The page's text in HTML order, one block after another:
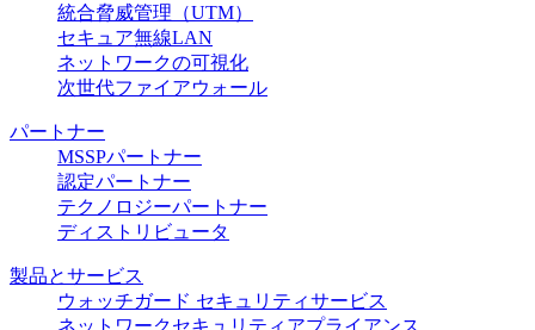
統合脅威管理（UTM）
セキュア無線LAN
ネットワークの可視化
次世代ファイアウォール
パートナー
MSSPパートナー
認定パートナー
テクノロジーパートナー
ディストリビュータ
製品とサービス
ウォッチガード セキュリティサービス
ネットワークセキュリティアプライアンス